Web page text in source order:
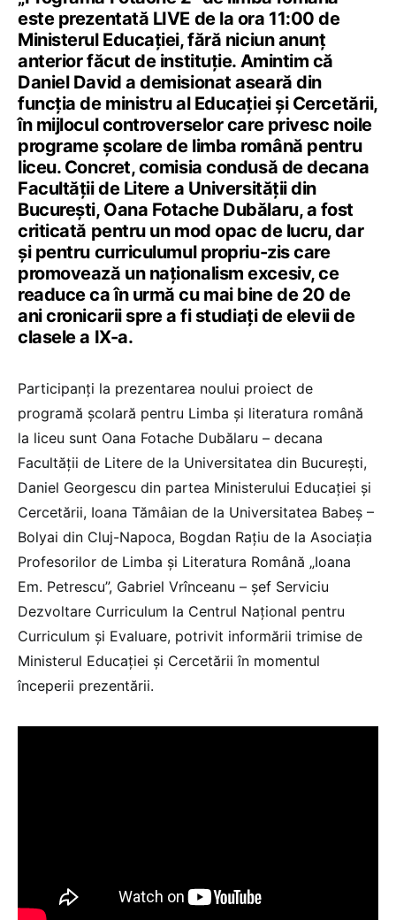
este prezentată LIVE de la ora 11:00 de
Ministerul Educației, fără niciun anunț
anterior făcut de instituție. Amintim că
Daniel David a demisionat aseară din
funcția de ministru al Educației și Cercetării,
în mijlocul controverselor care privesc noile
programe școlare de limba română pentru
liceu. Concret, comisia condusă de decana
Facultății de Litere a Universității din
București, Oana Fotache Dubălaru, a fost
criticată pentru un mod opac de lucru, dar
și pentru curriculumul propriu-zis care
promovează un naționalism excesiv, ce
readuce ca în urmă cu mai bine de 20 de
ani cronicarii spre a fi studiați de elevii de
clasele a IX-a.
Participanți la prezentarea noului proiect de
programă școlară pentru Limba și literatura română
la liceu sunt Oana Fotache Dubălaru – decana
Facultății de Litere de la Universitatea din București,
Daniel Georgescu din partea Ministerului Educației și
Cercetării, Ioana Tămâian de la Universitatea Babeș –
Bolyai din Cluj-Napoca, Bogdan Rațiu de la Asociaţia
Profesorilor de Limba şi Literatura Română „Ioana
Em. Petrescu”, Gabriel Vrînceanu – șef Serviciu
Dezvoltare Curriculum la Centrul Național pentru
Curriculum și Evaluare, potrivit informării trimise de
Ministerul Educației și Cercetării în momentul
începerii prezentării.